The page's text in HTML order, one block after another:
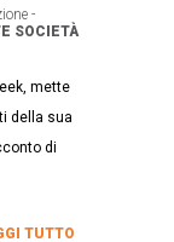
-
SOCIETÀ
mette
della sua
di
TUTTO